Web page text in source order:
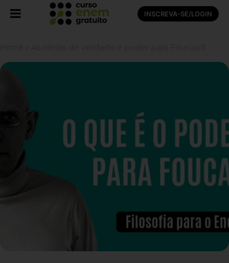
INSCREVA-SE/LOGIN